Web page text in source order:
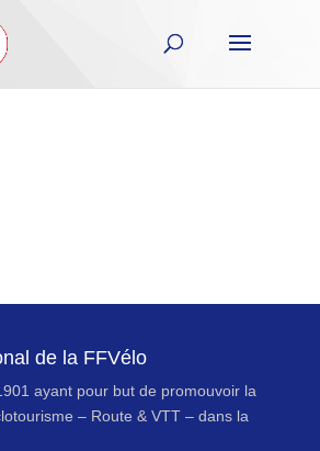
de la FFVélo
ayant pour but de promouvoir la
– Route & VTT – dans la